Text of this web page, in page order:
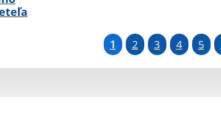
1 2 3 4 5